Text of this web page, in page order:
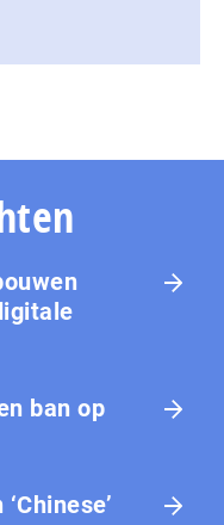
ban op